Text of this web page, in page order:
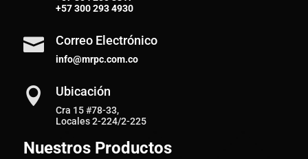
+57300 293 4930
 Correo Electrónico
info@mrpc.com.co
 Ubicación
Cra 15 #78-33,
Locales 2-224/2-225
Nuestros Productos